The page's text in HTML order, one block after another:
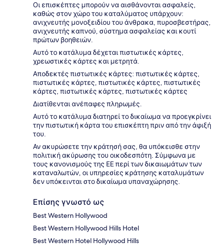
Οι επισκέπτες μπορούν να αισθάνονται ασφαλείς,
καθώς στον χώρο του καταλύματος υπάρχουν:
ανιχνευτής μονοξειδίου του άνθρακα, πυροσβεστήρας,
ανιχνευτής καπνού, σύστημα ασφαλείας και κουτί
πρώτων βοηθειών.
Αυτό το κατάλυμα δέχεται πιστωτικές κάρτες,
χρεωστικές κάρτες και μετρητά.
Αποδεκτές πιστωτικές κάρτες: πιστωτικές κάρτες,
πιστωτικές κάρτες, πιστωτικές κάρτες, πιστωτικές
κάρτες, πιστωτικές κάρτες, πιστωτικές κάρτες
Διατίθενται ανέπαφες πληρωμές.
Αυτό το κατάλυμα διατηρεί το δικαίωμα να προεγκρίνει
την πιστωτική κάρτα του επισκέπτη πριν από την άφιξή
του.
Αν ακυρώσετε την κράτησή σας, θα υπόκεισθε στην
πολιτική ακύρωσης του οικοδεσπότη. Σύμφωνα με
τους κανονισμούς της ΕΕ περί των δικαιωμάτων των
καταναλωτών, οι υπηρεσίες κράτησης καταλυμάτων
δεν υπόκεινται στο δικαίωμα υπαναχώρησης.
Επίσης γνωστό ως
Best Western Hollywood
Best Western Hollywood Hills Hotel
Best Western Hotel Hollywood Hills